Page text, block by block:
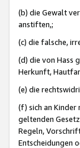
(b) die Gewalt
anstiften,;
(c) die falsche,
(d) die von Hass
Herkunft,
(e) die
(f) sich an Kinder
geltenden
Regeln,
Entscheidungen